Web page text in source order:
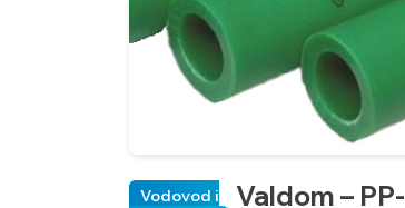
Valdom – PP-
Vodovod i